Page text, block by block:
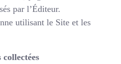
par l’Éditeur.
utilisant le Site et les
collectées